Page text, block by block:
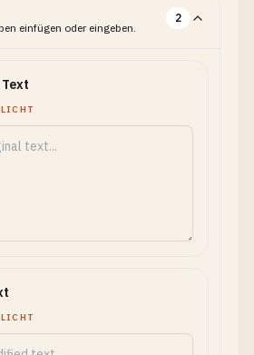
einfügen oder eingeben.
2